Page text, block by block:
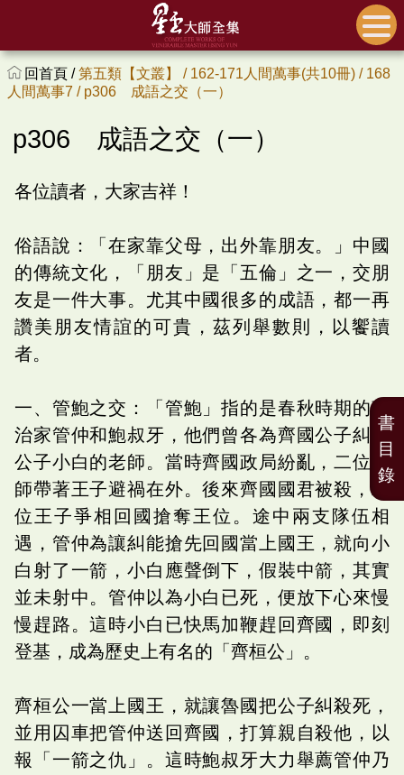
回首頁 /第五類【文叢】 / 162-171人間萬事(共10冊) / 168
人間萬事7 / p306 成語之交（一）
p306 成語之交（一）
各位讀者，大家吉祥！
俗語說：「在家靠父母，出外靠朋友。」中國
的傳統文化，「朋友」是「五倫」之一，交朋
友是一件大事。尤其中國很多的成語，都一再
讚美朋友情誼的可貴，茲列舉數則，以饗讀
者。
一、管鮑之交：「管鮑」指的是春秋時期的政
治家管仲和鮑叔牙，他們曾各為齊國公子糾與
公子小白的老師。當時齊國政局紛亂，二位老
師帶著王子避禍在外。後來齊國國君被殺，二
位王子爭相回國搶奪王位。途中兩支隊伍相
遇，管仲為讓糾能搶先回國當上國王，就向小
白射了一箭，小白應聲倒下，假裝中箭，其實
並未射中。管仲以為小白已死，便放下心來慢
慢趕路。這時小白已快馬加鞭趕回齊國，即刻
登基，成為歷史上有名的「齊桓公」。
齊桓公一當上國王，就讓魯國把公子糾殺死，
並用囚車把管仲送回齊國，打算親自殺他，以
報「一箭之仇」。這時鮑叔牙大力舉薦管仲乃
書
目
錄